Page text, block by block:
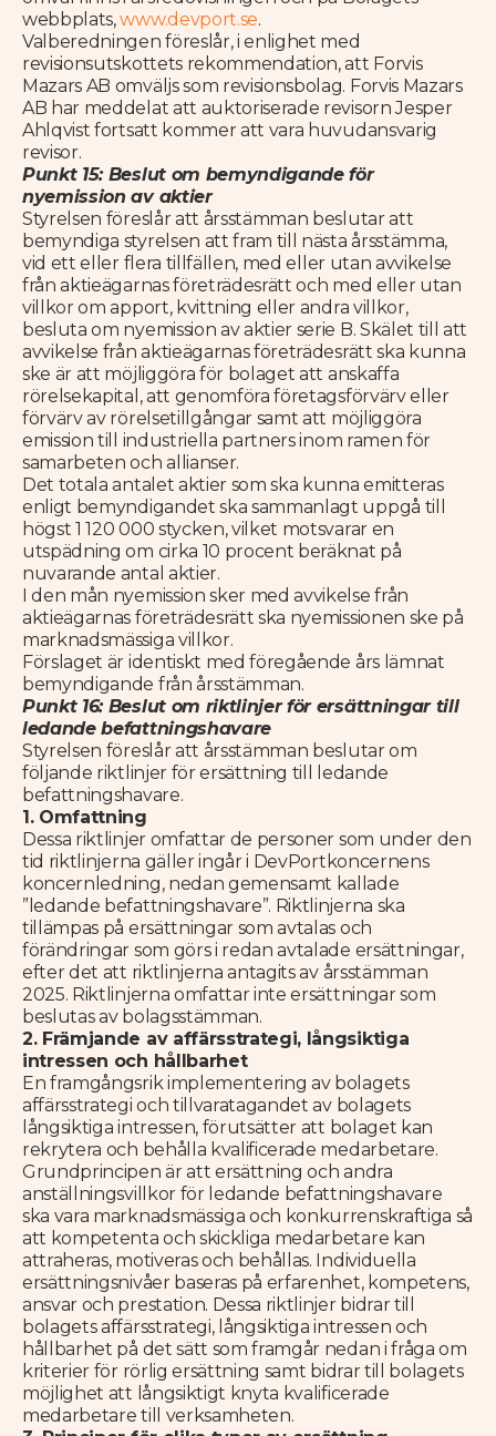
webbplats,www.devport.se.
Valberedningen föreslår, i enlighet med
revisionsutskottets rekommendation, att Forvis
Mazars AB omväljs som revisionsbolag. Forvis Mazars
AB har meddelat att auktoriserade revisorn Jesper
Ahlqvist fortsatt kommer att vara huvudansvarig
revisor.
Punkt 15: Beslut om bemyndigande för
nyemission av aktier
Styrelsen föreslår att årsstämman beslutar att
bemyndiga styrelsen att fram till nästa årsstämma,
vid ett eller flera tillfällen, med eller utan avvikelse
från aktieägarnas företrädesrätt och med eller utan
villkor om apport, kvittning eller andra villkor,
besluta om nyemission av aktier serie B. Skälet till att
avvikelse från aktieägarnas företrädesrätt ska kunna
ske är att möjliggöra för bolaget att anskaffa
rörelsekapital, att genomföra företagsförvärv eller
förvärv av rörelsetillgångar samt att möjliggöra
emission till industriella partners inom ramen för
samarbeten och allianser.
Det totala antalet aktier som ska kunna emitteras
enligt bemyndigandet ska sammanlagt uppgå till
högst 1 120 000 stycken, vilket motsvarar en
utspädning om cirka 10 procent beräknat på
nuvarande antal aktier.
I den mån nyemission sker med avvikelse från
aktieägarnas företrädesrätt ska nyemissionen ske på
marknadsmässiga villkor.
Förslaget är identiskt med föregående års lämnat
bemyndigande från årsstämman.
Punkt 16: Beslut om riktlinjer för ersättningar till
ledande befattningshavare
Styrelsen föreslår att årsstämman beslutar om
följande riktlinjer för ersättning till ledande
befattningshavare.
1. Omfattning
Dessa riktlinjer omfattar de personer som under den
tid riktlinjerna gäller ingår i DevPortkoncernens
koncernledning, nedan gemensamt kallade
”ledande befattningshavare”. Riktlinjerna ska
tillämpas på ersättningar som avtalas och
förändringar som görs i redan avtalade ersättningar,
efter det att riktlinjerna antagits av årsstämman
2025. Riktlinjerna omfattar inte ersättningar som
beslutas av bolagsstämman.
2. Främjande av affärsstrategi, långsiktiga
intressen och hållbarhet
En framgångsrik implementering av bolagets
affärsstrategi och tillvaratagandet av bolagets
långsiktiga intressen, förutsätter att bolaget kan
rekrytera och behålla kvalificerade medarbetare.
Grundprincipen är att ersättning och andra
anställningsvillkor för ledande befattningshavare
ska vara marknadsmässiga och konkurrenskraftiga så
att kompetenta och skickliga medarbetare kan
attraheras, motiveras och behållas. Individuella
ersättningsnivåer baseras på erfarenhet, kompetens,
ansvar och prestation. Dessa riktlinjer bidrar till
bolagets affärsstrategi, långsiktiga intressen och
hållbarhet på det sätt som framgår nedan i fråga om
kriterier för rörlig ersättning samt bidrar till bolagets
möjlighet att långsiktigt knyta kvalificerade
medarbetare till verksamheten.